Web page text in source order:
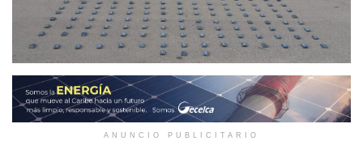
ANUNCIO PUBLICITARIO